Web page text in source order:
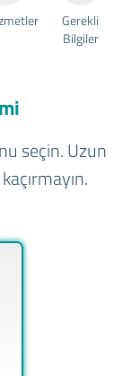
Gerekli
Bilgiler
seçin. Uzun